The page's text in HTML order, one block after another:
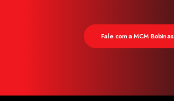
Fale com a MCM Bobinas